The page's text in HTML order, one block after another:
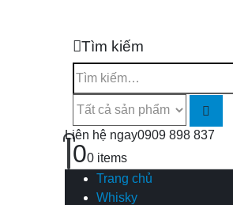
Tìm kiếm
Liên hệ ngay0909 898 837
00 items
Trang chủ
Whisky